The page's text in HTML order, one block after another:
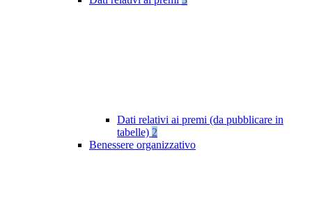
Dati relativi ai premi (da pubblicare in
tabelle) 2
Benessere organizzativo